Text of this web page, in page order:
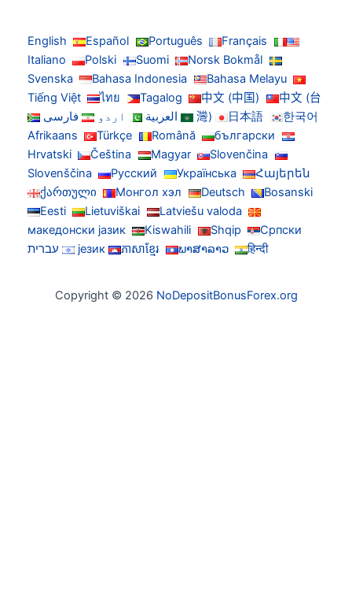
English Español Português
Français
Italiano
Polski Suomi
Norsk Bokmål
Svenska
Bahasa Indonesia
Bahasa Melayu
Tiếng Việt
ไทย Tagalog 中文 (中国)
中文 (台
灣)
日本語 한국어 العربية اردو
فارسی
Afrikaans
Türkçe Română
български
Hrvatski
Čeština Magyar
Slovenčina
Slovenščina
Русский Українська
Հայերեն
ქართული
Монгол хэл Deutsch
Bosanski
Eesti
Lietuviškai
Latviešu valoda
македонски јазик
Kiswahili Shqip
Српски
језик
ភាសាខ្មែរ ພາສາລາວ हिन्दी עברית
Copyright © 2026NoDepositBonusForex.org